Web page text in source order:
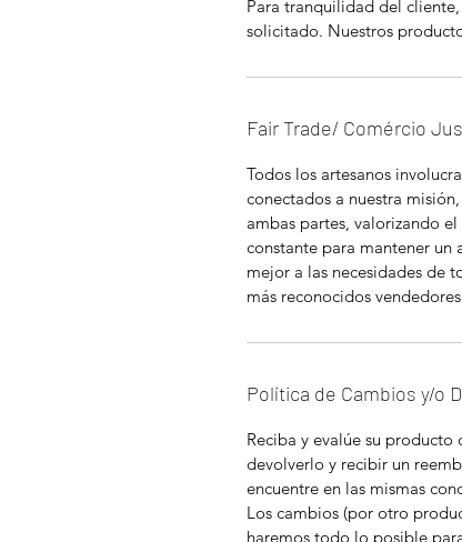
Para tranquilidad del
solicitado. Nuestros
Fair Trade/ Comércio
Todos los artesanos
conectados a nuestra
ambas partes, valorizando
constante para mantener
mejor a las necesidades de
más reconocidos
Política de Cambios y/o
Reciba y evalúe su producto
devolverlo y recibir un
encuentre en las mismas
Los cambios (por otro
haremos todo lo posible